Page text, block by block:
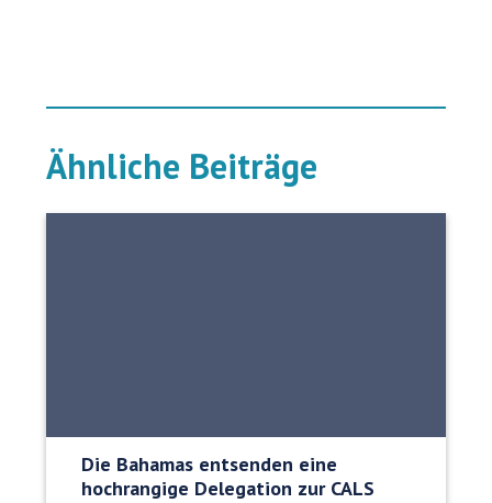
Ähnliche Beiträge
Die Bahamas entsenden eine
hochrangige Delegation zur CALS